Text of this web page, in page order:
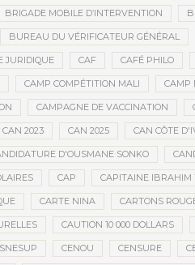
BRIGADE MOBILE D’INTERVENTION
BUREAU DU VÉRIFICATEUR GÉNÉRAL
JURIDIQUE CAF CAFÉ PHILO
CAMP COMPÉTITION MALI CAMP
CAMPAGNE DE VACCINATION
CAN 2023 CAN 2025 CAN CÔTE
D'OUSMANE SONKO
CAP CAPITAINE IBRAHIM
CARTE NINA CARTONS
CAUTION 10 000 DOLLARS
CENOU CENSURE